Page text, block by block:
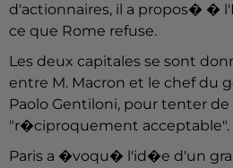
d'actionnaires, il a propos� �
ce que Rome refuse.
Les deux capitales se sont
entre M. Macron et le chef du
Paolo Gentiloni, pour tenter
"r�ciproquement acceptable".
Paris a �voqu� l'id�e d'un